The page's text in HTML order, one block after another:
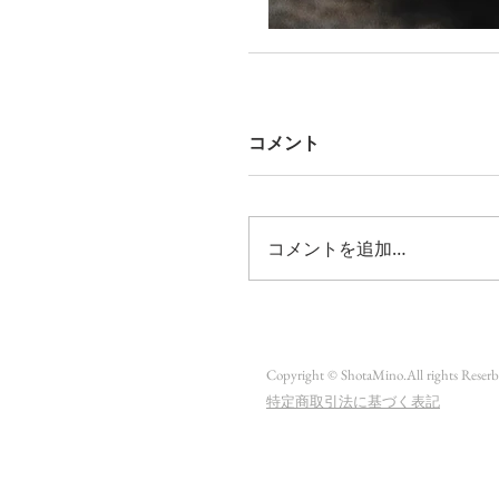
コメント
コメントを追加…
Copyright © ShotaMino.All rights
​特定商取引法に基づく表記